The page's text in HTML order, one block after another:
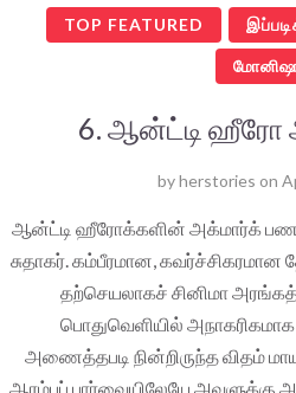
TOP FEATURED
6. ஆன்ட்டி ஹீரோ
byherstories on
ஆன்ட்டி ஹீரோக்களின் அக்மார்க்
சுதாகர். கம்பீரமான,
தற்செயலாகச் சினிமா
பொதுவெளியில்
அணைத்தபடி நின்றிருந்த விதம்
ஆரம்பப் பார்வையிலேயே அவளுக்கு